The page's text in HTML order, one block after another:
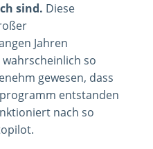
sind. Diese
Jahren
so
gewesen, dass
entstanden
nach so